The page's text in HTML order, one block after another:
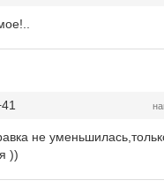
не
))